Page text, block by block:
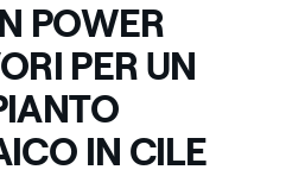
POWER
PER UN
IN CILE